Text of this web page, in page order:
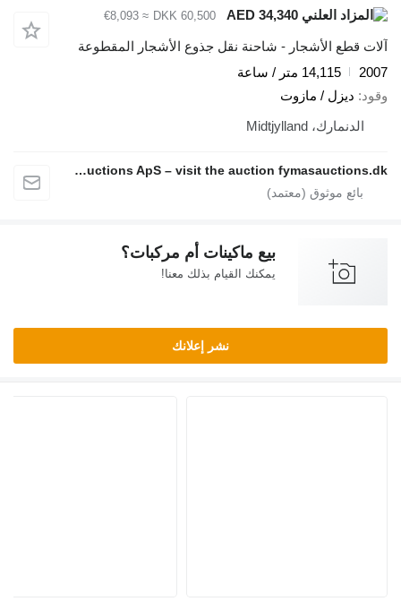
DKK 60,500
≈ €8,093
آلات قطع الأشجار - شاحنة نقل جذوع الأشجار المقطوعة
2007
14,115 متر / ساعة
وقود ديزل / مازوت
الدنمارك، Midtjylland
Fymas Auctions ApS – visit the auction fymasauctions.dk
بيع ماكينات أم مركبات؟
يمكنك القيام بذلك معنا!
نشر إعلانك